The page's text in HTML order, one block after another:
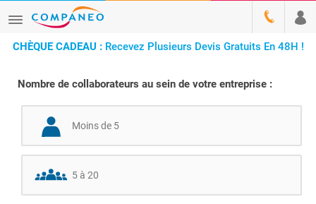
CHÈQUE CADEAU :Recevez Plusieurs Devis Gratuits En 48H !
Nombre de collaborateurs au sein de votre entreprise :
Moins de 5
5 à 20